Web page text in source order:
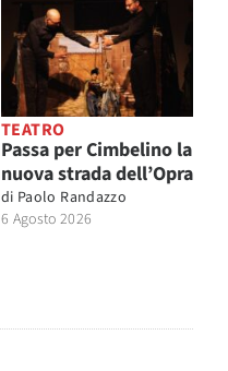
TEATRO
Passa per Cimbelino la
nuova strada dell’Opra
di Paolo Randazzo
6 Agosto 2026